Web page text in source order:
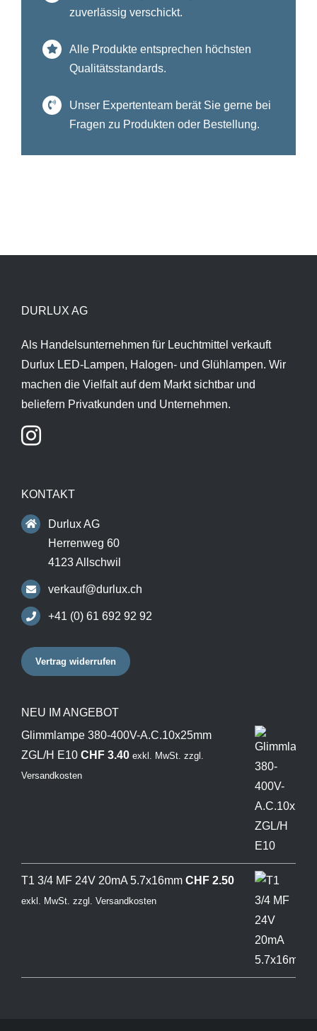
zuverlässig verschickt.
Alle Produkte entsprechen höchsten
Qualitätsstandards.
Unser Expertenteam berät Sie gerne bei
Fragen zu Produkten oder Bestellung.
DURLUX AG
Als Handelsunternehmen für Leuchtmittel verkauft
Durlux LED-Lampen, Halogen- und Glühlampen. Wir
machen die Vielfalt auf dem Markt sichtbar und
beliefern Privatkunden und Unternehmen.
KONTAKT
Durlux AG
Herrenweg 60
4123 Allschwil
verkauf@durlux.ch
+41 (0) 61 692 92 92
Vertrag widerrufen
NEU IM ANGEBOT
Glimmlampe 380-400V-A.C.10x25mm
ZGL/H E10 CHF3.40 exkl. MwSt. zzgl.
Versandkosten
T1 3/4 MF 24V 20mA 5.7x16mm CHF2.50
exkl. MwSt. zzgl. Versandkosten